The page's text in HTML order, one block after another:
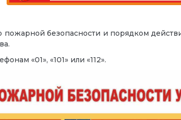
безопасности и порядком
«01», «101» или «112».